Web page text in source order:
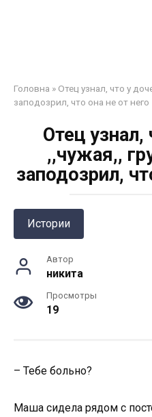
Головна » Отец узнал, что у
заподозрил, что она не от него
Отец узнал,
,,чужая,,
заподозрил,
Истории
Автор
никита
Просмотры
19
– Тебе больно?
Маша сидела рядом с